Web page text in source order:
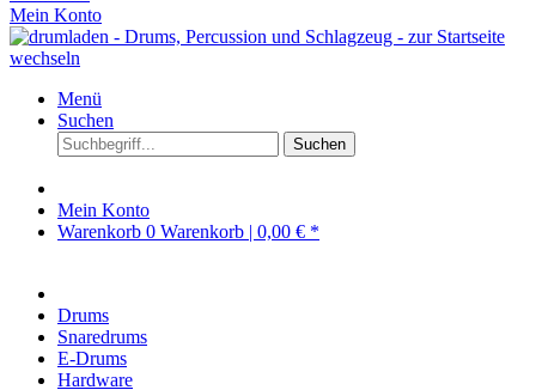
Mein Konto
Menü
Suchen
Suchen
Mein Konto
Warenkorb 0 Warenkorb | 0,00 € *
Drums
Snaredrums
E-Drums
Hardware